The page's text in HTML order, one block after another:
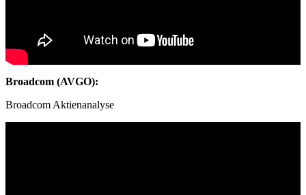
Broadcom (AVGO):
Broadcom Aktienanalyse